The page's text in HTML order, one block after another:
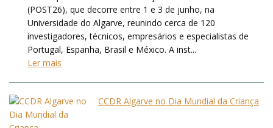
(POST26), que decorre entre 1 e 3 de junho, na
Universidade do Algarve, reunindo cerca de 120
investigadores, técnicos, empresários e especialistas de
Portugal, Espanha, Brasil e México. A inst...
Ler mais
CCDR Algarve no Dia Mundial da Criança